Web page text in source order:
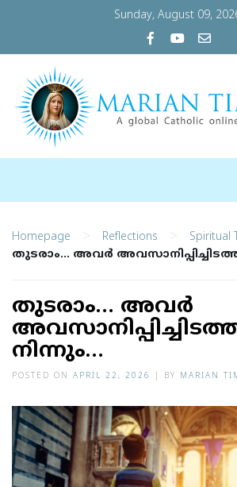
Sunday, August 09,
Homepage > Reflections > Spiritual
തുടരാം… അവര്‍
തുടരാം… അവര്‍
നിന്നും…
POSTED ON APRIL 22, 2026 BY MARIAN